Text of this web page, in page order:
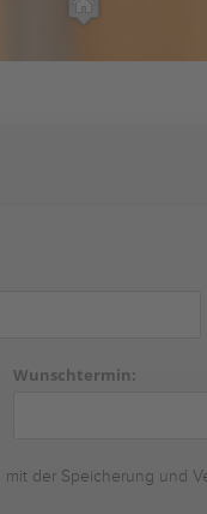
Wunschtermin:
der Speicherung